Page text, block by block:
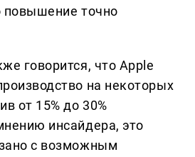
повышение точно
говорится, что Apple
на некоторых
от 15% до 30%
инсайдера, это
с возможным